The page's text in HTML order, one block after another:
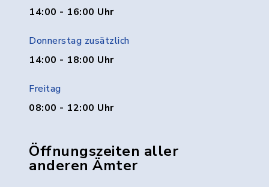
14:00 - 16:00 Uhr
Donnerstag zusätzlich
14:00 - 18:00 Uhr
Freitag
08:00 - 12:00 Uhr
Öffnungszeiten aller
anderen Ämter